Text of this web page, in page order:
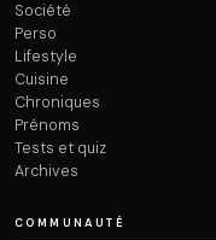
Société
Perso
Lifestyle
Cuisine
Chroniques
Prénoms
Tests et quiz
Archives
COMMUNAUTÉ